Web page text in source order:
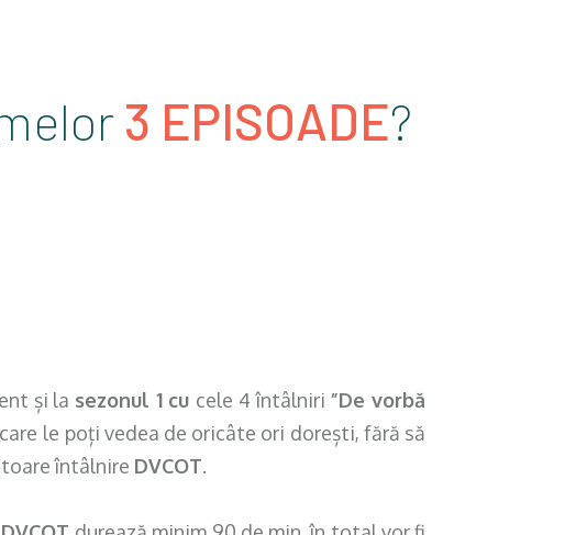
3 EPISOADE?
și la sezonul 1 cu cele 4 întâlniri ”De vorbă
le poți vedea de oricâte ori dorești, fără să
întâlnire DVCOT.